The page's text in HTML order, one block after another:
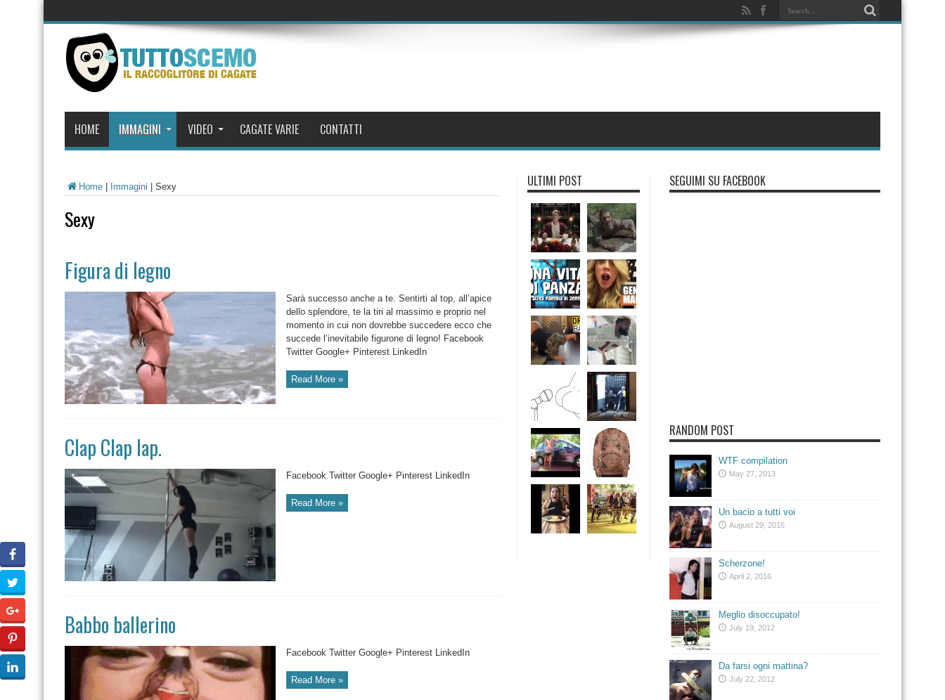
HOME IMMAGINI VIDEO CAGATE VARIE CONTATTI
Home Immagini Sexy
Sexy
Figura di legno
Sarà successo anche a te. Sentirti al top, all’apice
dello splendore, te la tiri al massimo e proprio nel
momento in cui non dovrebbe succedere ecco che
succede l’inevitabile figurone di legno! Facebook
Twitter Google+ Pinterest LinkedIn
Read More »
Clap Clap lap.
Facebook Twitter Google+ Pinterest LinkedIn
Read More »
Babbo ballerino
Facebook Twitter Google+ Pinterest LinkedIn
Read More »
ULTIMI POST SEGUIMI SU FACEBOOK
RANDOM POST
WTF compilation
May 27, 2013
Un bacio a tutti voi
August 29, 2016
Scherzone!
April 2, 2016
Meglio disoccupato!
July 19, 2012
Da farsi ogni mattina?
July 22, 2012